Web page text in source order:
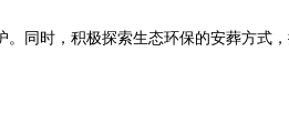
同时，积极探索生态环保的安葬方式